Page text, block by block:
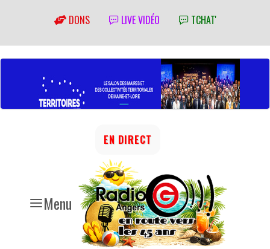
DONS LIVE VIDÉO TCHAT'
Menu
EN DIRECT